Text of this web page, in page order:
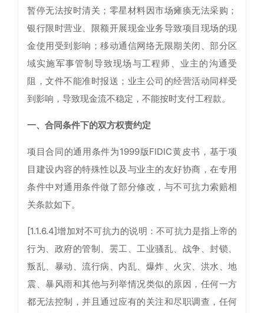
暂停无法按时清关；零星材料因市场瘫痪无法采购；
银行限时营业、限额开展现金业务导致项目现场的现
金使用受到影响；移动通信网络无限期关闭、部分区
域实施军事管制导致现场与工程师、业主的沟通受
阻，文件不能准时报送；业主公司的经营活动同样受
到影响，导致现金流不稳定，不能按时支付工程款。
一、合同条件下的双方权责约定
项目合同的通用条件为1999版FIDIC黄皮书，基于项
目建设内容的特殊性以及与业主的友好协商，在专用
条件中对通用条件做了部分修改，与不可抗力索赔相
关条款如下。
[1.1.6.4]增加对不可抗力的说明：不可抗力是指上帝的
行为、政府的管制、罢工、工业骚乱、战争、封锁、
叛乱、暴动、流行病、内乱、爆炸、火灾、洪水、地
震、暴风雨和其他与列举情况类似的原因，任何一方
都无法控制，并且通过应有的关注和尽职调查，任何